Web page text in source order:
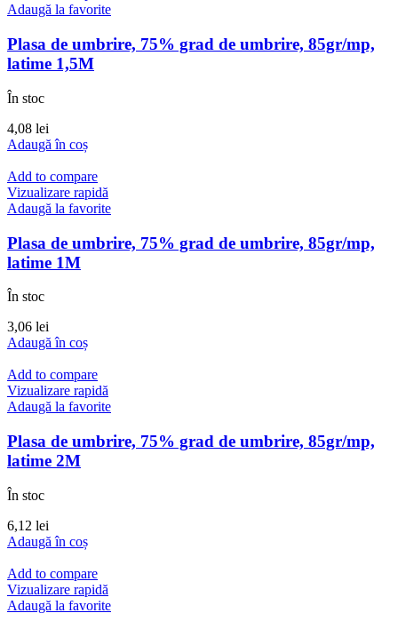
Adaugă la favorite
Plasa de umbrire, 75% grad de umbrire, 85gr/mp,
latime 1,5M
În stoc
4,08 lei
Adaugă în coș
Add to compare
Vizualizare rapidă
Adaugă la favorite
Plasa de umbrire, 75% grad de umbrire, 85gr/mp,
latime 1M
În stoc
3,06 lei
Adaugă în coș
Add to compare
Vizualizare rapidă
Adaugă la favorite
Plasa de umbrire, 75% grad de umbrire, 85gr/mp,
latime 2M
În stoc
6,12 lei
Adaugă în coș
Add to compare
Vizualizare rapidă
Adaugă la favorite